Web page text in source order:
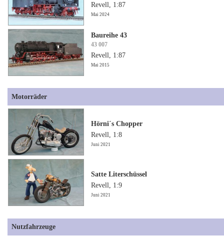
Revell, 1:87
Mai 2024
Baureihe 43
43 007
Revell, 1:87
Mai 2015
Motorräder
Hörni´s Chopper
Revell, 1:8
Juni 2021
Satte Literschüssel
Revell, 1:9
Juni 2021
Nutzfahrzeuge